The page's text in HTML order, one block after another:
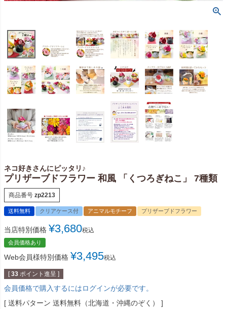
ネコ好きさんにピッタリ♪
プリザーブドフラワー 和風 「くつろぎねこ」 7種類
商品番号 zp2213
送料無料 クリアケース付 アニマルモチーフ プリザーブドフラワー
当店特別価格 ¥3,680税込
会員価格あり
Web会員様特別価格 ¥3,495税込
[ 33 ポイント進呈 ]
会員価格で購入するにはログインが必要です。
送料パターン 送料無料（北海道・沖縄のぞく）